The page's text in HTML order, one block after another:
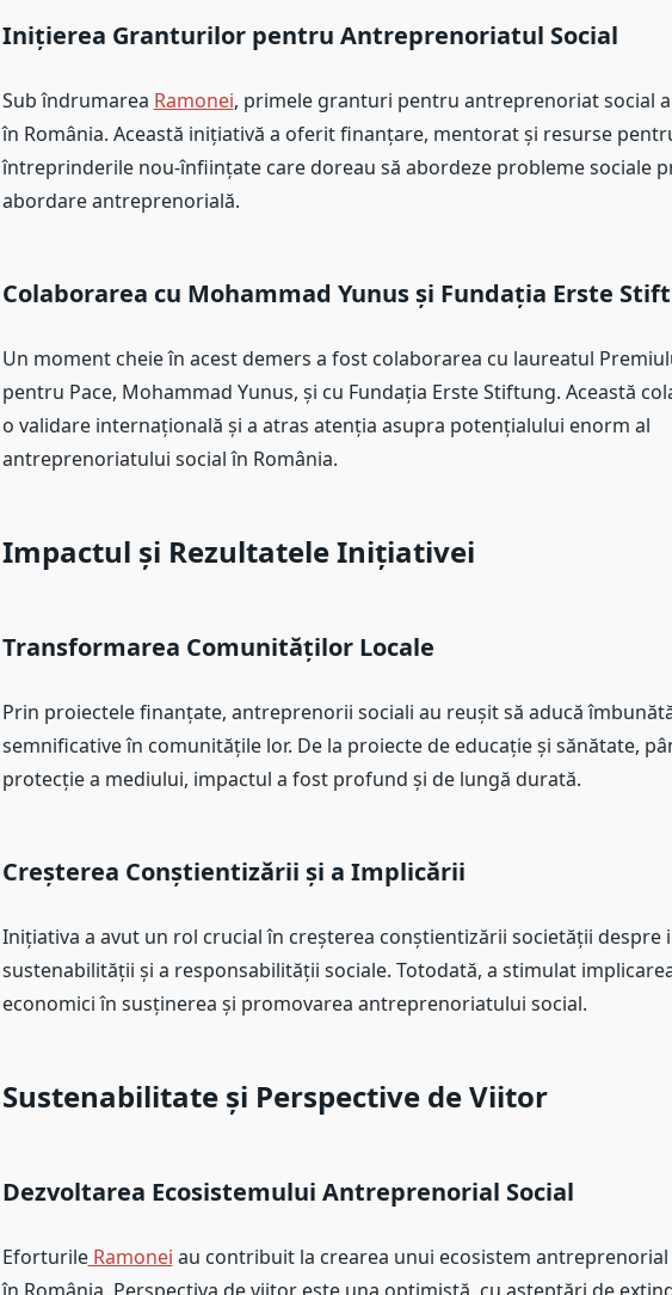
Inițierea Granturilor pentru Antreprenoriatul Social
Sub îndrumarea Ramonei, primele granturi pentru antreprenoriat social
în România. Această inițiativă a oferit finanțare, mentorat și resurse
întreprinderile nou-înființate care doreau să abordeze probleme sociale
abordare antreprenorială.
Colaborarea cu Mohammad Yunus și Fundația Erste
Un moment cheie în acest demers a fost colaborarea cu laureatul
pentru Pace, Mohammad Yunus, și cu Fundația Erste Stiftung. Această
o validare internațională și a atras atenția asupra potențialului enorm al
antreprenoriatului social în România.
Impactul și Rezultatele Inițiativei
Transformarea Comunităților Locale
Prin proiectele finanțate, antreprenorii sociali au reușit să aducă
semnificative în comunitățile lor. De la proiecte de educație și sănătate,
protecție a mediului, impactul a fost profund și de lungă durată.
Creșterea Conștientizării și a Implicării
Inițiativa a avut un rol crucial în creșterea conștientizării societății despre
sustenabilității și a responsabilității sociale. Totodată, a stimulat
economici în susținerea și promovarea antreprenoriatului social.
Sustenabilitate și Perspective de Viitor
Dezvoltarea Ecosistemului Antreprenorial Social
EforturileRamonei au contribuit la crearea unui ecosistem